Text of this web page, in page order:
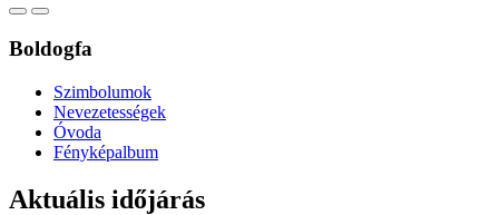
Boldogfa
Szimbolumok
Nevezetességek
Óvoda
Fényképalbum
Aktuális időjárás